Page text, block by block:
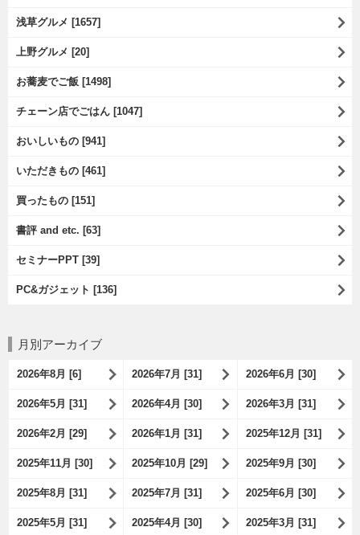
浅草グルメ [1657]
上野グルメ [20]
お蕎麦でご飯 [1498]
チェーン店でごはん [1047]
おいしいもの [941]
いただきもの [461]
買ったもの [151]
書評 and etc. [63]
セミナーPPT [39]
PC&ガジェット [136]
月別アーカイブ
2026年8月 [6] 2026年7月 [31] 2026年6月 [30]
2026年5月 [31] 2026年4月 [30] 2026年3月 [31]
2026年2月 [29] 2026年1月 [31] 2025年12月 [31]
2025年11月 [30] 2025年10月 [29] 2025年9月 [30]
2025年8月 [31] 2025年7月 [31] 2025年6月 [30]
2025年5月 [31] 2025年4月 [30] 2025年3月 [31]